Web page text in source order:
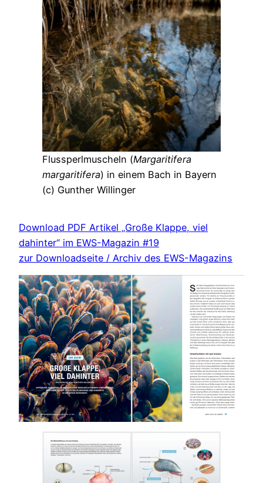
Flussperlmuscheln (Margaritifera
margaritifera) in einem Bach in Bayern
(c) Gunther Willinger
Download PDF Artikel „Große Klappe, viel
dahinter“ im EWS-Magazin #19
zur Downloadseite / Archiv des EWS-Magazins